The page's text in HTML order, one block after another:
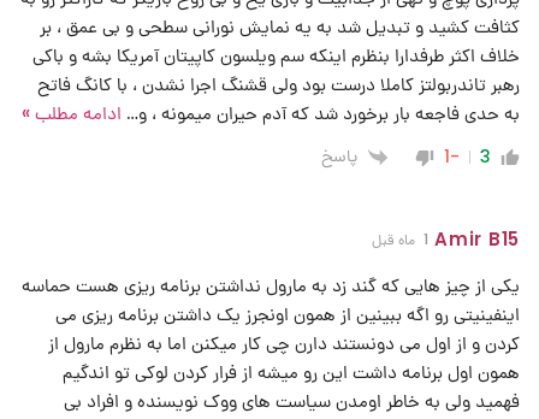
کثافت کشید و تبدیل شد به یه نمایش نورانی سطحی و بی عمق ، بر
خلاف اکثر طرفدارا بنظرم اینکه سم ویلسون کاپیتان آمریکا بشه و باکی
رهبر تاندربولتز کاملا درست بود ولی قشنگ اجرا نشدن ، با کانگ فاتح
به حدی فاجعه بار برخورد شد که آدم حیران میمونه ، و… ادامه مطلب »
3
-1 پاسخ
Amir B15 1 ماه قبل
یکی از چیز هایی که گند زد به مارول نداشتن برنامه ریزی هست حماسه
اینفینیتی رو اگه ببینین از همون اونجرز یک داشتن برنامه ریزی می
کردن و از اول می دونستند دارن چی کار میکنن اما به نظرم مارول از
همون اول برنامه داشت این رو میشه از فرار کردن لوکی تو اندگیم
فهمید ولی به خاطر اومدن سیاست های ووک نویسنده و افراد بی